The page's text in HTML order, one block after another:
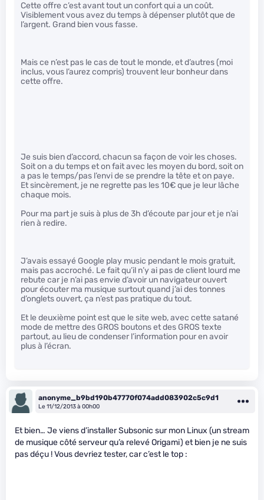
Cette offre c’est avant tout un confort qui a un coût.
Visiblement vous avez du temps à dépenser plutôt que de
l’argent. Grand bien vous fasse.
Mais ce n’est pas le cas de tout le monde, et d’autres (moi
inclus, vous l’aurez compris) trouvent leur bonheur dans
cette offre.
Je suis bien d’accord, chacun sa façon de voir les choses.
Soit on a du temps et on fait avec les moyen du bord, soit on
a pas le temps/pas l’envi de se prendre la tête et on paye.
Et sincèrement, je ne regrette pas les 10€ que je leur lâche
chaque mois.
Pour ma part je suis à plus de 3h d’écoute par jour et je n’ai
rien à redire.
J’avais essayé Google play music pendant le mois gratuit,
mais pas accroché. Le fait qu’il n’y ai pas de client lourd me
rebute car je n’ai pas envie d’avoir un navigateur ouvert
pour écouter ma musique surtout quand j’ai des tonnes
d’onglets ouvert, ça n’est pas pratique du tout.
Et le deuxième point est que le site web, avec cette satané
mode de mettre des GROS boutons et des GROS texte
partout, au lieu de condenser l’information pour en avoir
plus à l’écran.
anonyme_b9bd190b47770f074add083902c5c9d1
Le 11/12/2013 à 00h00
Et bien… Je viens d’installer Subsonic sur mon Linux (un stream
de musique côté serveur qu’a relevé Origami) et bien je ne suis
pas déçu ! Vous devriez tester, car c’est le top :